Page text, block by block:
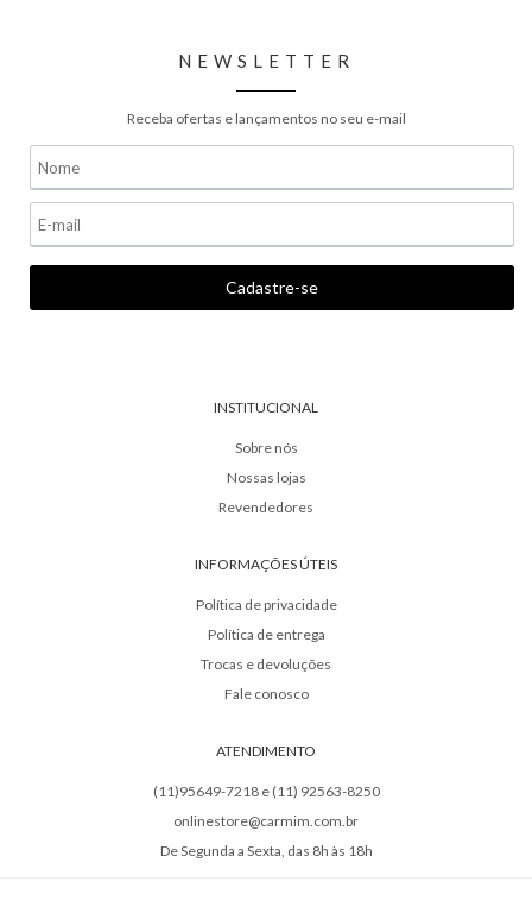
NEWSLETTER
Receba ofertas e lançamentos no seu e-mail
INSTITUCIONAL
Sobre nós
Nossas lojas
Revendedores
INFORMAÇÕES ÚTEIS
Política de privacidade
Política de entrega
Trocas e devoluções
Fale conosco
ATENDIMENTO
(11)95649-7218 e (11) 92563-8250
onlinestore@carmim.com.br
De Segunda a Sexta, das 8h às 18h